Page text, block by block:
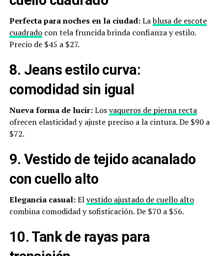
Perfecta para noches en la ciudad:Lablusa de escote
cuadradocon tela fruncida brinda confianza y estilo.
Precio de $45 a $27.
8. Jeans estilo curva:
comodidad sin igual
Nueva forma de lucir:Losvaqueros de pierna recta
ofrecen elasticidad y ajuste preciso a la cintura. De $90 a
$72.
9. Vestido de tejido acanalado
con cuello alto
Elegancia casual:Elvestido ajustado de cuello alto
combina comodidad y sofisticación. De $70 a $56.
10. Tank de rayas para